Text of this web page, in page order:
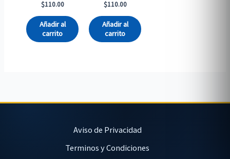
$110.00
Añadir al
carrito
$110.00
Añadir al
carrito
Aviso de Privacidad
Terminos y Condiciones